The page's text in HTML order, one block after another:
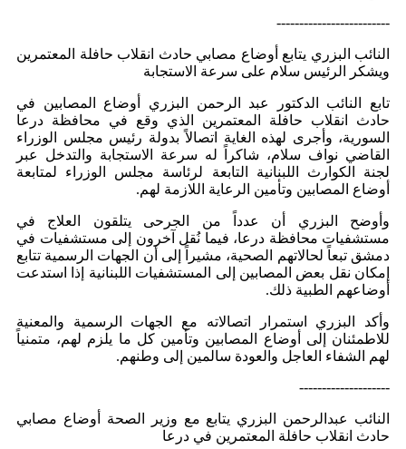
-------------------------
النائب البزري يتابع أوضاع مصابي حادث انقلاب حافلة المعتمرين
ويشكر الرئيس سلام على سرعة الاستجابة
تابع النائب الدكتور عبد الرحمن البزري أوضاع المصابين في
حادث انقلاب حافلة المعتمرين الذي وقع في محافظة درعا
السورية، وأجرى لهذه الغاية اتصالاً بدولة رئيس مجلس الوزراء
القاضي نواف سلام، شاكراً له سرعة الاستجابة والتدخل عبر
لجنة الكوارث اللبنانية التابعة لرئاسة مجلس الوزراء لمتابعة
أوضاع المصابين وتأمين الرعاية اللازمة لهم.
وأوضح البزري أن عدداً من الجرحى يتلقون العلاج في
مستشفيات محافظة درعا، فيما نُقل آخرون إلى مستشفيات في
دمشق تبعاً لحالاتهم الصحية، مشيراً إلى أن الجهات الرسمية تتابع
إمكان نقل بعض المصابين إلى المستشفيات اللبنانية إذا استدعت
أوضاعهم الطبية ذلك.
وأكد البزري استمرار اتصالاته مع الجهات الرسمية والمعنية
للاطمئنان إلى أوضاع المصابين وتأمين كل ما يلزم لهم، متمنياً
لهم الشفاء العاجل والعودة سالمين إلى وطنهم.
--------------------
النائب عبدالرحمن البزري يتابع مع وزير الصحة أوضاع مصابي
حادث انقلاب حافلة المعتمرين في درعا